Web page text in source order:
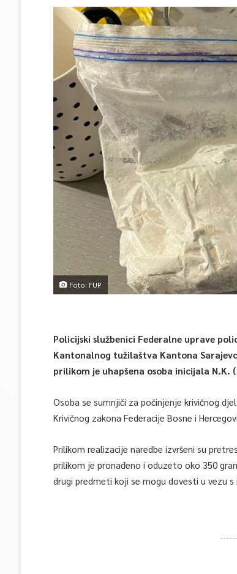
Foto: FUP
Policijski službenici Federalne uprave
Kantonalnog tužilaštva Kantona
prilikom je uhapšena osoba inicijala N.K.
Osoba se sumnjiči za počinjenje krivičnog
Krivičnog zakona Federacije Bosne i
Prilikom realizacije naredbe izvršeni su
prilikom je pronađeno i oduzeto oko 350
drugi predmeti koji se mogu dovesti u vezu s